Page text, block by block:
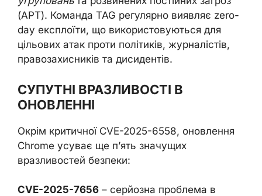
(APT). Команда TAG регулярно виявляє zero-
day експлоїти, що використовуються для
цільових атак проти політиків, журналістів,
правозахисників та дисидентів.
СУПУТНІ ВРАЗЛИВОСТІ В
ОНОВЛЕННІ
Окрім критичної CVE-2025-6558, оновлення
Chrome усуває ще п’ять значущих
вразливостей безпеки:
CVE-2025-7656 – серйозна проблема в